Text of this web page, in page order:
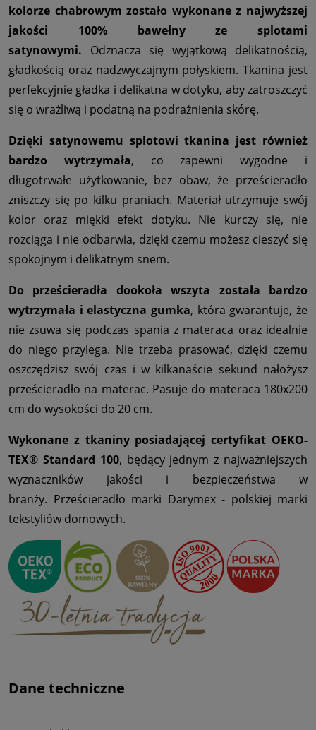
kolorze chabrowym zostało wykonane z najwyższej
jakości 100% bawełny ze splotami
satynowymi. Odznacza się wyjątkową delikatnością,
gładkością oraz nadzwyczajnym połyskiem. Tkanina jest
perfekcyjnie gładka i delikatna w dotyku, aby zatroszczyć
się o wrażliwą i podatną na podrażnienia skórę.
Dzięki satynowemu splotowi tkanina jest również
bardzo wytrzymała, co zapewni wygodne i
długotrwałe użytkowanie, bez obaw, że prześcieradło
zniszczy się po kilku praniach. Materiał utrzymuje swój
kolor oraz miękki efekt dotyku. Nie kurczy się, nie
rozciąga i nie odbarwia, dzięki czemu możesz cieszyć się
spokojnym i delikatnym snem.
Do prześcieradła dookoła wszyta została bardzo
wytrzymała i elastyczna gumka, która gwarantuje, że
nie zsuwa się podczas spania z materaca oraz idealnie
do niego przylega. Nie trzeba prasować, dzięki czemu
oszczędzisz swój czas i w kilkanaście sekund nałożysz
prześcieradło na materac. Pasuje do materaca 180x200
cm do wysokości do 20 cm.
Wykonane z tkaniny posiadającej certyfikat OEKO-
TEX® Standard 100, będący jednym z najważniejszych
wyznaczników jakości i bezpieczeństwa w
branży. Prześcieradło marki Darymex - polskiej marki
tekstyliów domowych.
Dane techniczne